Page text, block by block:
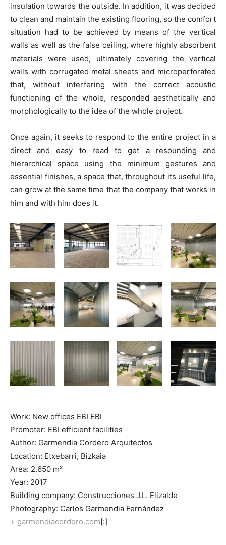
insulation towards the outside. In addition, it was decided
to clean and maintain the existing flooring, so the comfort
situation had to be achieved by means of the vertical
walls as well as the false ceiling, where highly absorbent
materials were used, ultimately covering the vertical
walls with corrugated metal sheets and microperforated
that, without interfering with the correct acoustic
functioning of the whole, responded aesthetically and
morphologically to the idea of the whole project.
Once again, it seeks to respond to the entire project in a
direct and easy to read to get a resounding and
hierarchical space using the minimum gestures and
essential finishes, a space that, throughout its useful life,
can grow at the same time that the company that works in
him and with him does it.
Work: New offices EBI EBI
Promoter: EBI efficient facilities
Author: Garmendia Cordero Arquitectos
Location: Etxebarri, Bizkaia
Area: 2.650 m²
Year: 2017
Building company: Construcciones J.L. Elizalde
Photography: Carlos Garmendia Fernández
+ garmendiacordero.com[:]